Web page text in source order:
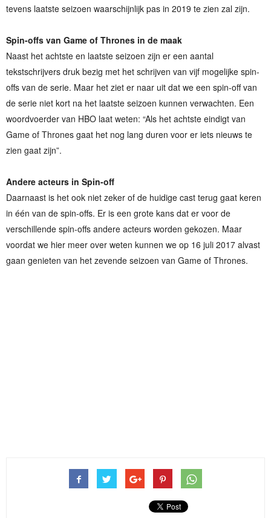
tevens laatste seizoen waarschijnlijk pas in 2019 te zien zal zijn.
Spin-offs van Game of Thrones in de maak
Naast het achtste en laatste seizoen zijn er een aantal
tekstschrijvers druk bezig met het schrijven van vijf mogelijke spin-
offs van de serie. Maar het ziet er naar uit dat we een spin-off van
de serie niet kort na het laatste seizoen kunnen verwachten. Een
woordvoerder van HBO laat weten: “Als het achtste eindigt van
Game of Thrones gaat het nog lang duren voor er iets nieuws te
zien gaat zijn”.
Andere acteurs in Spin-off
Daarnaast is het ook niet zeker of de huidige cast terug gaat keren
in één van de spin-offs. Er is een grote kans dat er voor de
verschillende spin-offs andere acteurs worden gekozen. Maar
voordat we hier meer over weten kunnen we op 16 juli 2017 alvast
gaan genieten van het zevende seizoen van Game of Thrones.